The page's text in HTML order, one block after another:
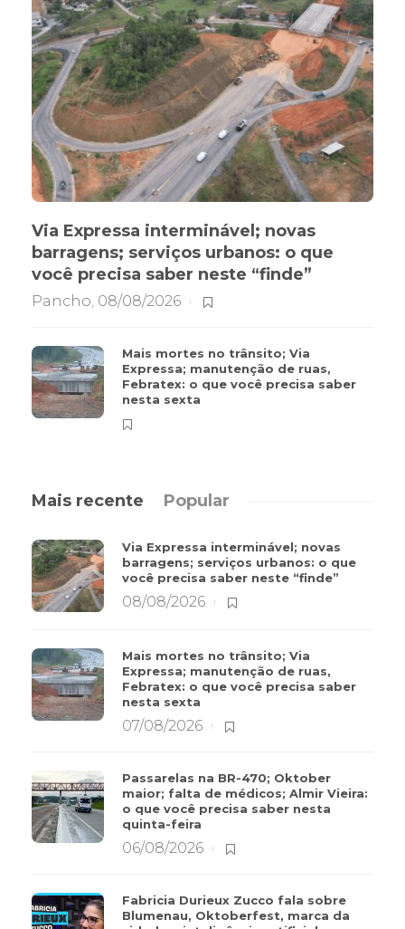
Via Expressa interminável; novas
barragens; serviços urbanos: o que
você precisa saber neste “finde”
Pancho 08/08/2026
Mais mortes no trânsito; Via
Expressa; manutenção de ruas,
Febratex: o que você precisa saber
nesta sexta
Mais recente Popular
Via Expressa interminável; novas
barragens; serviços urbanos: o que
você precisa saber neste “finde”
08/08/2026
Mais mortes no trânsito; Via
Expressa; manutenção de ruas,
Febratex: o que você precisa saber
nesta sexta
07/08/2026
Passarelas na BR-470; Oktober
maior; falta de médicos; Almir Vieira:
o que você precisa saber nesta
quinta-feira
06/08/2026
Fabricia Durieux Zucco fala sobre
Blumenau, Oktoberfest, marca da